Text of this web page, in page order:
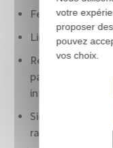
Feux à LED
Limiteur de
Rétroviseurs
passager. ton
intégrés
Sièges AR :
rabattables :
votre
proposer
pouvez
vos choix.